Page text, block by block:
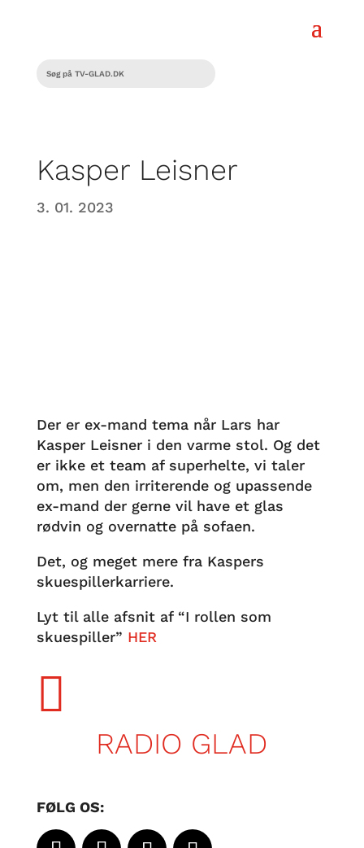
Kasper Leisner
3. 01. 2023
Der er ex-mand tema når Lars har
Kasper Leisner i den varme stol. Og det
er ikke et team af superhelte, vi taler
om, men den irriterende og upassende
ex-mand der gerne vil have et glas
rødvin og overnatte på sofaen.
Det, og meget mere fra Kaspers
skuespillerkarriere.
Lyt til alle afsnit af “I rollen som
skuespiller” HER

RADIO GLAD
FØLG OS: